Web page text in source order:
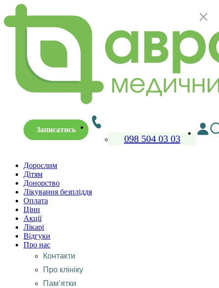
Записатись
098 504 03 03
Дорослим
Дітям
Донорство
Лікування безпліддя
Оплата
Ціни
Акції
Лікарі
Відгуки
Про нас
Контакти
Про клініку
Пам’ятки
×